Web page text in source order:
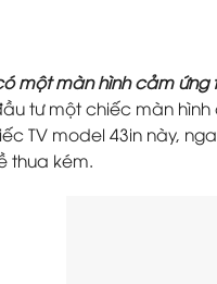
một màn hình cảm ứng
tư một chiếc màn
TV model 43in này,
thua kém.